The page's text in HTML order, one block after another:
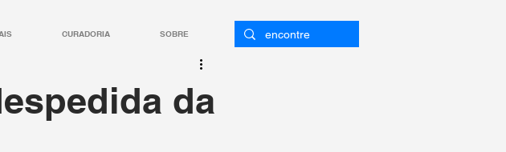
CURADORIA SOBRE
da